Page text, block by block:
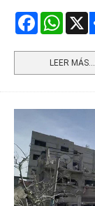
Facebook
LEER